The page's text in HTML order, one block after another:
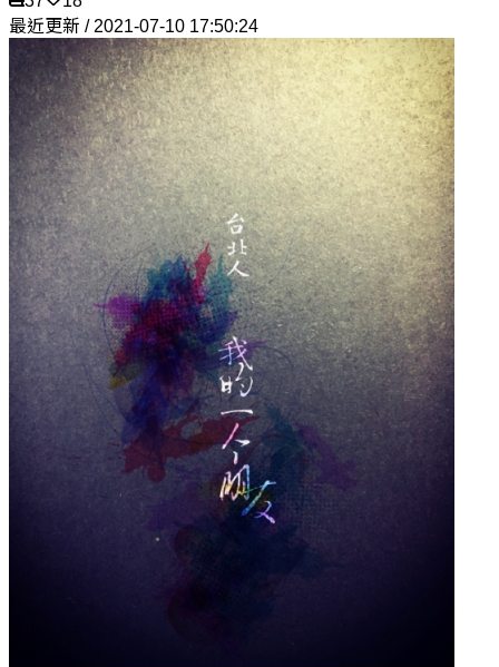
最近更新 / 2021-07-10 17:50:24